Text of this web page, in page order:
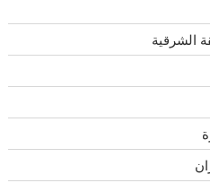
الشرقية